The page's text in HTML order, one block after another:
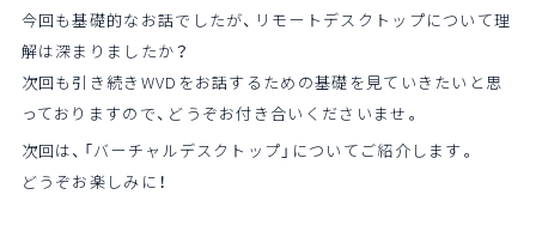
今回も基礎的なお話でしたが、リモートデスクトップについて理
解は深まりましたか？
次回も引き続きWVDをお話するための基礎を見ていきたいと思
っておりますので、どうぞお付き合いくださいませ。
次回は、「バーチャルデスクトップ」についてご紹介します。
どうぞお楽しみに！